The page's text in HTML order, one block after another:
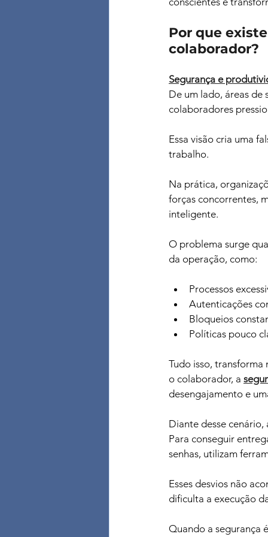
Por que
colaborador?
Segurança e
De um lado, áreas
colaboradores
Essa visão cria uma
trabalho.
Na prática,
forças concorrentes,
inteligente.
O problema surge
da operação, como:
Processos
Autenticações
Bloqueios
Políticas pouco
Tudo isso,
o colaborador, a
desengajamento e
Diante desse
Para conseguir
senhas, utilizam
Esses desvios não
dificulta a execução
Quando a segurança